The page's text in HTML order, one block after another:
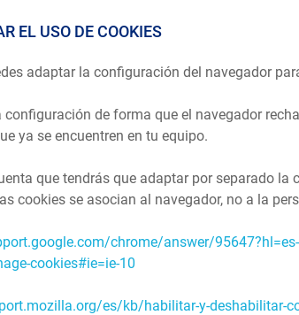
EL USO DE COOKIES
adaptar la configuración del navegador
de forma que el navegador
ya se encuentren en tu equipo.
que tendrás que adaptar por separado
cookies se asocian al navegador, no a la
chrome/answer/
cookies#ie=ie-10
es/kb/habilitar-y-deshabilitar-